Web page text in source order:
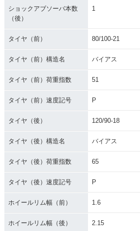
ショックアブソーバ本数
（後）
1
タイヤ（前） 80/100-21
タイヤ（前）構造名 バイアス
タイヤ（前）荷重指数 51
タイヤ（前）速度記号 P
タイヤ（後） 120/90-18
タイヤ（後）構造名 バイアス
タイヤ（後）荷重指数 65
タイヤ（後）速度記号 P
ホイールリム幅（前） 1.6
ホイールリム幅（後） 2.15